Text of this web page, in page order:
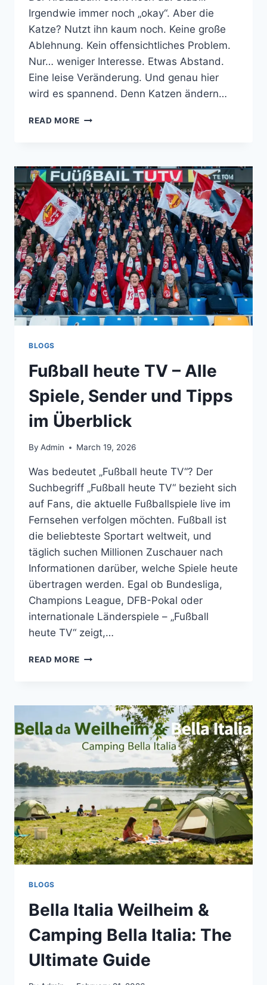
Irgendwie immer noch „okay“. Aber die
Katze? Nutzt ihn kaum noch. Keine große
Ablehnung. Kein offensichtliches Problem.
Nur… weniger Interesse. Etwas Abstand.
Eine leise Veränderung. Und genau hier
wird es spannend. Denn Katzen ändern…
READ MORE DIE
DEINE
KATZE
AUS
IHREM
ALTEN
KRATZBAUM
HERAUSGEWACHSEN
IST
UND
LUXURIÖSE
KATZENBÄUME
BRAUCHT
BLOGS
Fußball heute TV – Alle
Spiele, Sender und Tipps
im Überblick
By Admin March 19, 2026
Was bedeutet „Fußball heute TV“? Der
Suchbegriff „Fußball heute TV“ bezieht sich
auf Fans, die aktuelle Fußballspiele live im
Fernsehen verfolgen möchten. Fußball ist
die beliebteste Sportart weltweit, und
täglich suchen Millionen Zuschauer nach
Informationen darüber, welche Spiele heute
übertragen werden. Egal ob Bundesliga,
Champions League, DFB-Pokal oder
internationale Länderspiele – „Fußball
heute TV“ zeigt,…
READ MORE FUSSBALL H
LLE S
PIELE, S
ENDER U
ND T
IPPS I
M Ü
BERBLICK
BLOGS
Bella Italia Weilheim &
Camping Bella Italia: The
Ultimate Guide